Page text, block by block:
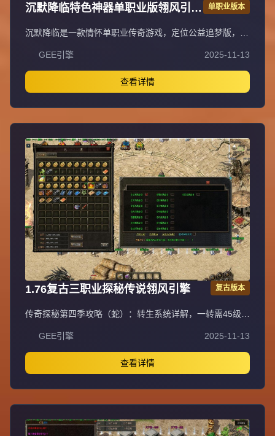
沉默降临特色神器单职业版翎风引擎
单职业版本
沉默降临是一款情怀单职业传奇游戏，定位公益追梦版，为
3600沉默币狂暴之力，300沉默币普通沙捐，2000沉默币
神豪沙捐，3000沉默币神魔保底（保底8800沉默币）。账
号档次分两档：落地全满号（狂暴3+沙捐50+赞助36+神魔
88，共177元）、大哥全满号（含额外祈福20次，共353
元），无隐藏消费与比例。宝宝成长：0级战兽、50级高级
备（爪子吸血头）→渡劫选左边吸血命格→合特殊优先盾→
开黄（紫色追梦效率低不建议）→开红（可卡怪或堆属性）
→开人行。重要提示：十步一杀在56级震天宫三层花费888
万金币获得，入口坐标97.17，称号卷轴通过活动或蓝色怪
（圣兽）、恭喜发财爆出。郑重承诺爆率全开、公平公正，
听取玩家意见重金酬谢，致力于良好游戏体验。沉默币充值
比例1:100。
GEE引擎 2025-11-13
查看详情
1.76复古三职业探秘传说翎风引擎 复古版本
传奇探秘第四季攻略（蛇）：转生系统详解，一转需45级，
本职业祖玛一套加武器（裁决之杖、骨玉权杖、龙纹剑），
开放卧龙地图；三转需三职业祖玛各一套加武器各一把，开
放魔龙地图；四转本职业赤月一套加武器（屠龙、噬魂、逍
遥扇），开放火龙洞；五转赤月各职业一套加武器各一把
（屠龙、噬魂法杖、逍遥扇），开放第二大陆。转生每次增
GEE引擎 2025-11-13
查看详情